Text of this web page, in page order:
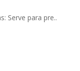
Serve para pre..